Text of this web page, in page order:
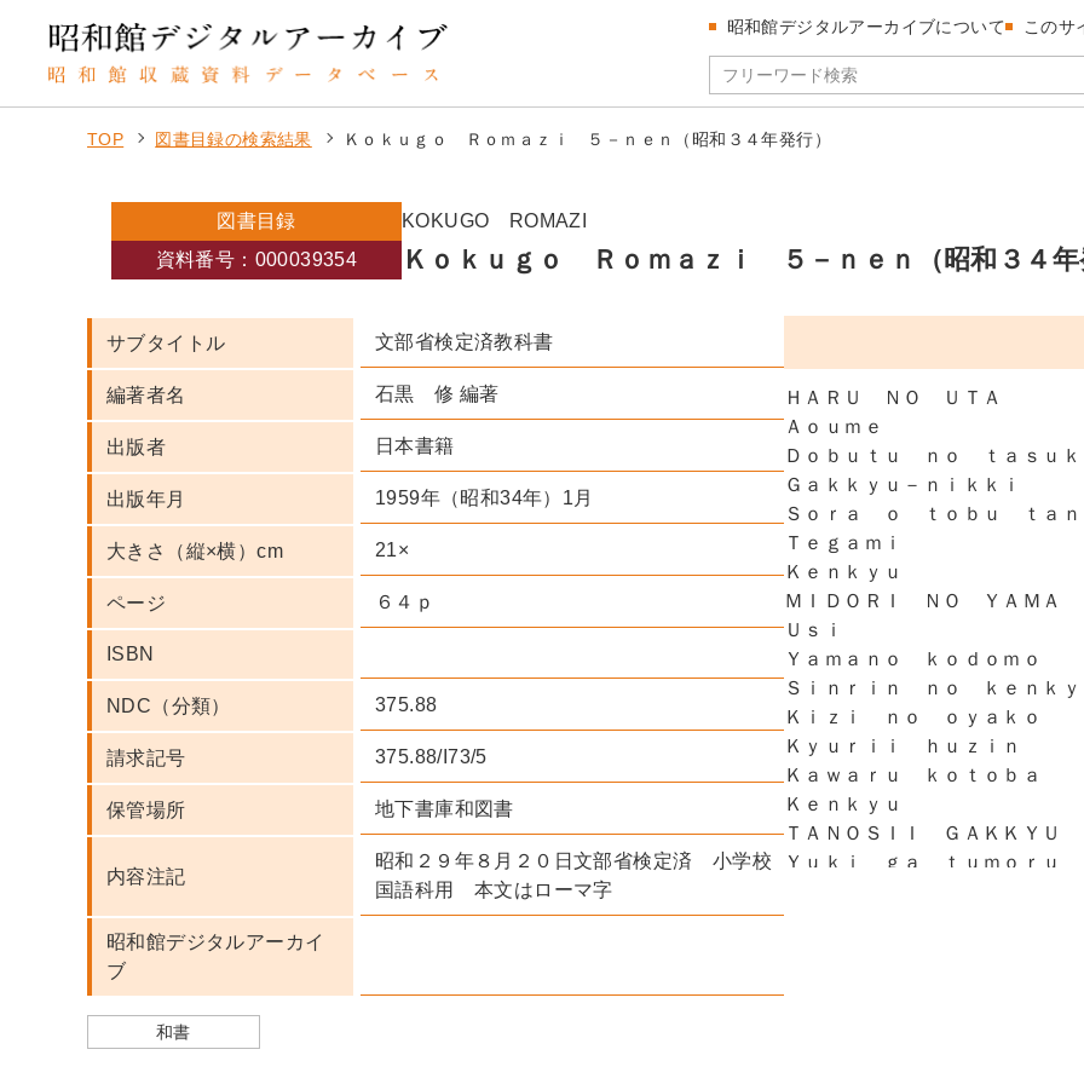
昭和館デジタルアーカイブについて このサ
TOP 図書目録の検索結果 Ｋｏｋｕｇｏ Ｒｏｍａｚｉ ５－ｎｅｎ（昭和３４年発行）
図書目録
KOKUGO ROMAZI
資料番号：000039354
Ｋｏｋｕｇｏ Ｒｏｍａｚｉ ５－ｎｅｎ（昭和３４年
サブタイトル 文部省検定済教科書
編著者名 石黒 修 編著
出版者 日本書籍
出版年月 1959年（昭和34年）1月
大きさ（縦×横）cm 21×
ページ ６４ｐ
ISBN
NDC（分類） 375.88
請求記号 375.88/I73/5
保管場所 地下書庫和図書
内容注記
昭和２９年８月２０日文部省検定済 小学校
国語科用 本文はローマ字
昭和館デジタルアーカイ
ブ
和書
ＨＡＲＵ ＮＯ ＵＴＡ
Ａｏｕｍｅ
Ｄｏｂｕｔｕ ｎｏ ｔａｓｕｋ
Ｇａｋｋｙｕ－ｎｉｋｋｉ
Ｓｏｒａ ｏ ｔｏｂｕ ｔａｎ
Ｔｅｇａｍｉ
Ｋｅｎｋｙｕ
ＭＩＤＯＲＩ ＮＯ ＹＡＭＡ
Ｕｓｉ
Ｙａｍａｎｏ ｋｏｄｏｍｏ
Ｓｉｎｒｉｎ ｎｏ ｋｅｎｋｙ
Ｋｉｚｉ ｎｏ ｏｙａｋｏ
Ｋｙｕｒｉｉ ｈｕｚｉｎ
Ｋａｗａｒｕ ｋｏｔｏｂａ
Ｋｅｎｋｙｕ
ＴＡＮＯＳＩＩ ＧＡＫＫＹＵ
Ｙｕｋｉ ｇａ ｔｕｍｏｒｕ